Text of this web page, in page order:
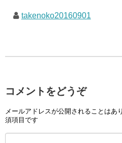
takenoko20160901
コメントをどうぞ
メールアドレスが公開されることはあ
須項目です